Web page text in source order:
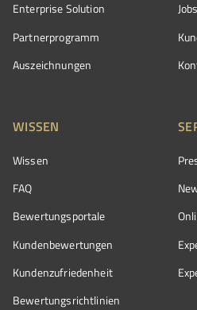
Enterprise Solution
Partnerprogramm
Auszeichnungen
Jobs
WISSEN
Wissen
FAQ
Bewertungsportale
Kundenbewertungen
Kundenzufriedenheit
Bewertungs­richtlinien